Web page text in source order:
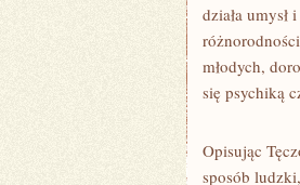
działa
młodych,
się psychiką
Opisując
sposób